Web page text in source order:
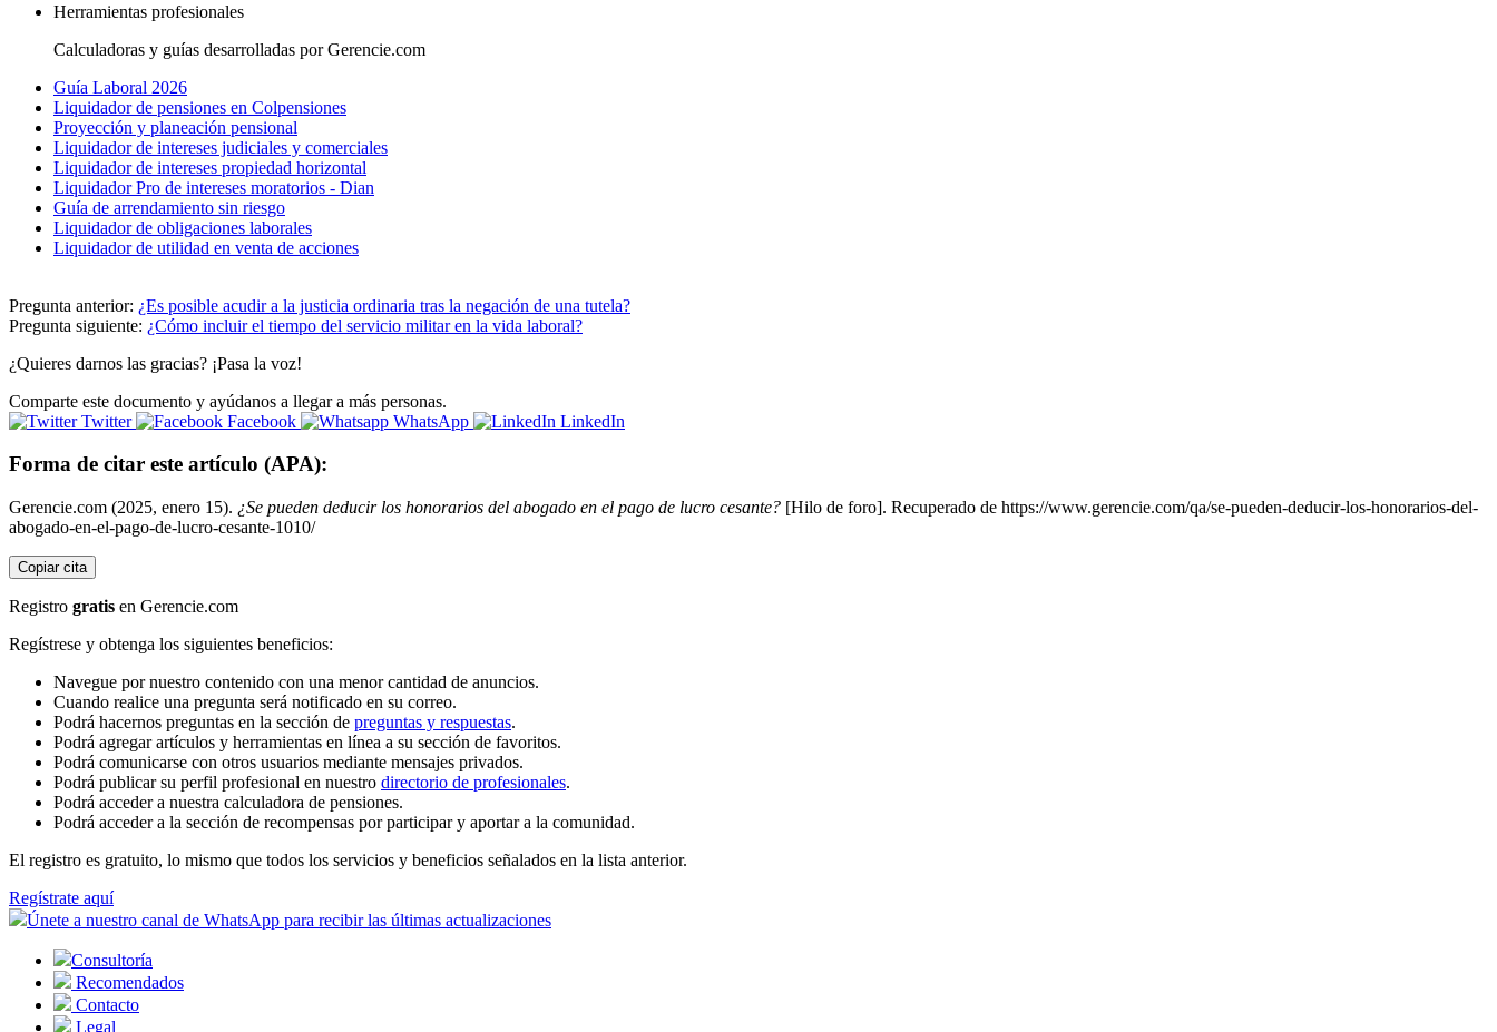
Herramientas profesionales
Calculadoras y guías desarrolladas por Gerencie.com
Guía Laboral 2026
Liquidador de pensiones en Colpensiones
Proyección y planeación pensional
Liquidador de intereses judiciales y comerciales
Liquidador de intereses propiedad horizontal
Liquidador Pro de intereses moratorios - Dian
Guía de arrendamiento sin riesgo
Liquidador de obligaciones laborales
Liquidador de utilidad en venta de acciones
Pregunta anterior: ¿Es posible acudir a la justicia ordinaria tras la negación de una tutela?
Pregunta siguiente: ¿Cómo incluir el tiempo del servicio militar en la vida laboral?
¿Quieres darnos las gracias? ¡Pasa la voz!
Comparte este documento y ayúdanos a llegar a más personas.
Twitter
Facebook WhatsApp LinkedIn
Forma de citar este artículo (APA):
Gerencie.com (2025, enero 15). ¿Se pueden deducir los honorarios del abogado en el pago de lucro cesante? [Hilo de foro]. Recuperado de https://www.gerencie.com/qa/se-pueden-deducir-los-honorarios-del-
abogado-en-el-pago-de-lucro-cesante-1010/
Copiar cita
Registro gratis en Gerencie.com
Regístrese y obtenga los siguientes beneficios:
Navegue por nuestro contenido con una menor cantidad de anuncios.
Cuando realice una pregunta será notificado en su correo.
Podrá hacernos preguntas en la sección de preguntas y respuestas.
Podrá agregar artículos y herramientas en línea a su sección de favoritos.
Podrá comunicarse con otros usuarios mediante mensajes privados.
Podrá publicar su perfil profesional en nuestro directorio de profesionales.
Podrá acceder a nuestra calculadora de pensiones.
Podrá acceder a la sección de recompensas por participar y aportar a la comunidad.
El registro es gratuito, lo mismo que todos los servicios y beneficios señalados en la lista anterior.
Regístrate aquí
Únete a nuestro canal de WhatsApp para recibir las últimas actualizaciones
Consultoría
Recomendados
Contacto
Legal